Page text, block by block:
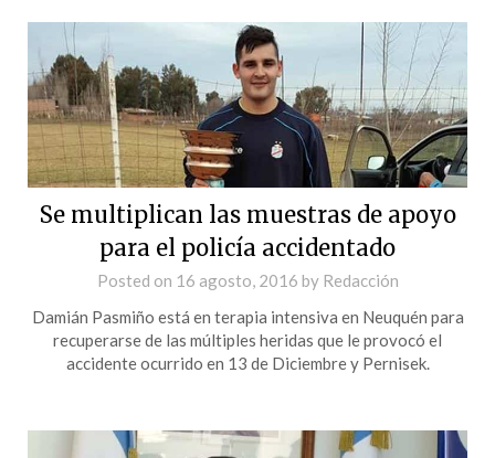
Se multiplican las muestras de apoyo
para el policía accidentado
Posted on 16 agosto, 2016 by Redacción
Damián Pasmiño está en terapia intensiva en Neuquén para
recuperarse de las múltiples heridas que le provocó el
accidente ocurrido en 13 de Diciembre y Pernisek.